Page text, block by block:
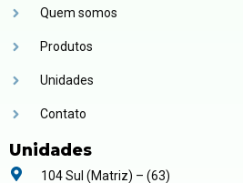
Quem somos
Produtos
Unidades
Contato
Unidades
104 Sul (Matriz) – (63)